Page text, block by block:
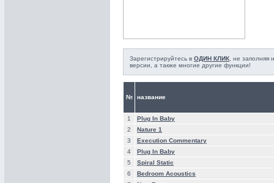
Зарегистрируйтесь в ОДИН КЛИК , не
версии, а также многие другие функции!
№ название
1
Plug In Baby
2
Nature 1
3
Execution Commentary
4
Plug In Baby
5
Spiral Static
6
Bedroom Acoustics